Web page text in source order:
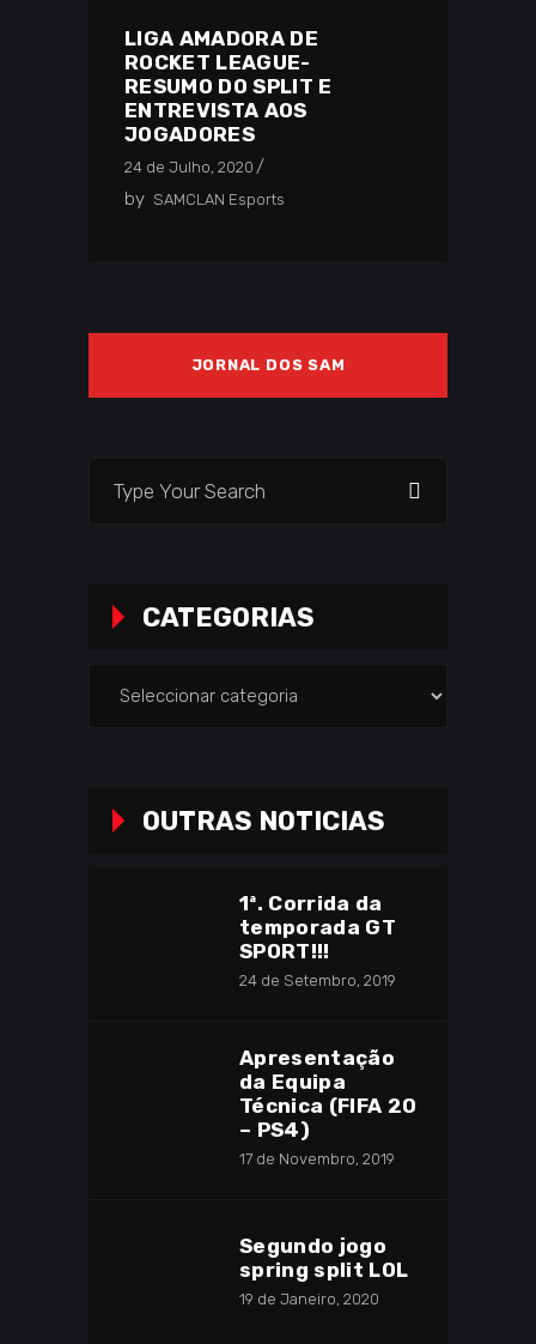
LIGA AMADORA DE
ROCKET LEAGUE-
RESUMO DO SPLIT E
ENTREVISTA AOS
JOGADORES
24 de Julho, 2020
by SAMCLAN Esports
JORNAL DOS SAM
CATEGORIAS
OUTRAS NOTICIAS
1ª. Corrida da
temporada GT
SPORT!!!
24 de Setembro, 2019
Apresentação
da Equipa
Técnica (FIFA 20
– PS4)
17 de Novembro, 2019
Segundo jogo
spring split LOL
19 de Janeiro, 2020